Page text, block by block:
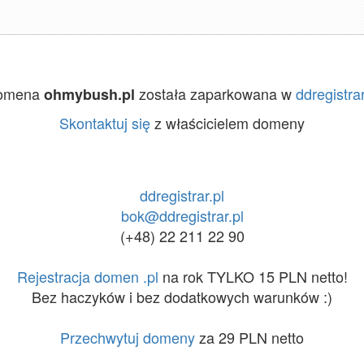
ohmybush.pl została zaparkowana w
Skontaktuj sięz właścicielem domeny
ddregistrar.pl
bok@ddregistrar.pl
(+48) 22 211 22 90
Rejestracja domen .pl na rok TYLKO 15 PLN netto!
Bez haczyków i bez dodatkowych warunków :)
Przechwytuj domenyza 29 PLN netto